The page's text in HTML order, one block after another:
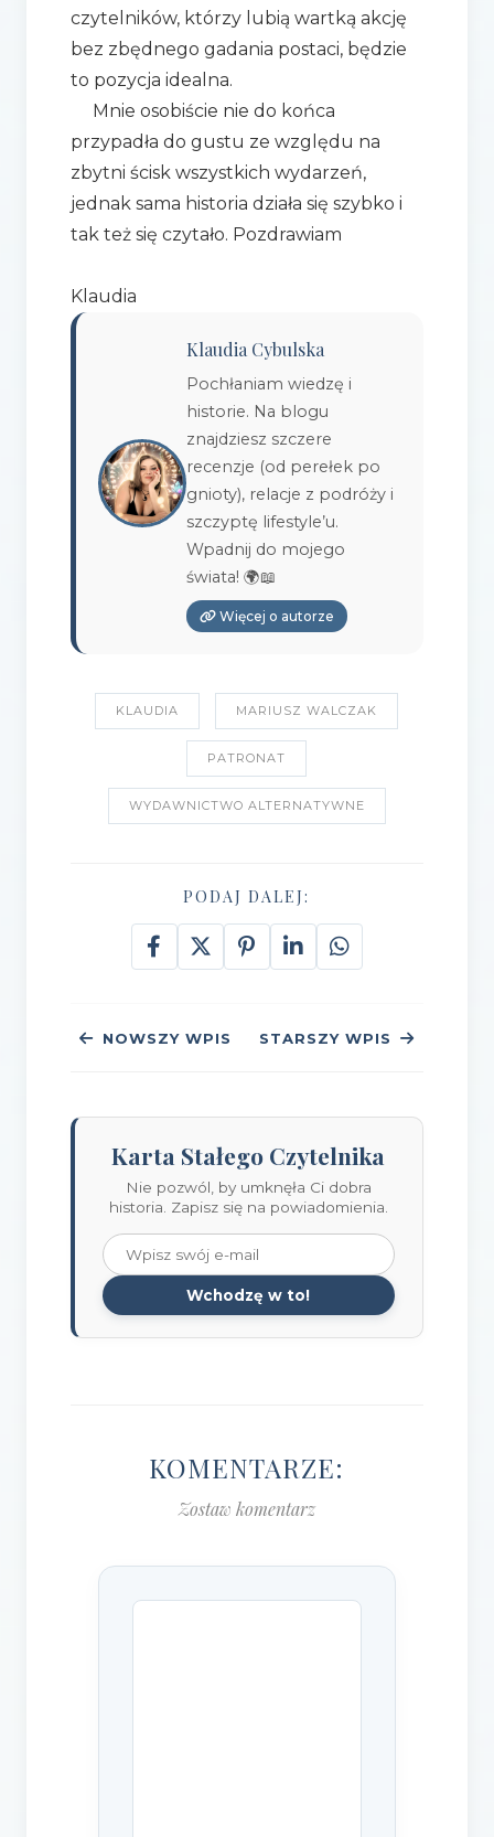
czytelników, którzy lubią wartką akcję
bez zbędnego gadania postaci, będzie
to pozycja idealna.
Mnie osobiście nie do końca
przypadła do gustu ze względu na
zbytni ścisk wszystkich wydarzeń,
jednak sama historia działa się szybko i
tak też się czytało. Pozdrawiam
Klaudia
Klaudia Cybulska
Pochłaniam wiedzę i
historie. Na blogu
znajdziesz szczere
recenzje (od perełek po
gnioty), relacje z podróży i
szczyptę lifestyle’u.
Wpadnij do mojego
świata! 🌍📖
Więcej o autorze
KLAUDIA MARIUSZ WALCZAK
PATRONAT
WYDAWNICTWO ALTERNATYWNE
PODAJ DALEJ:
NOWSZY WPIS STARSZY WPIS
Karta Stałego Czytelnika
Nie pozwól, by umknęła Ci dobra
historia. Zapisz się na powiadomienia.
Wchodzę w to!
KOMENTARZE:
Zostaw komentarz